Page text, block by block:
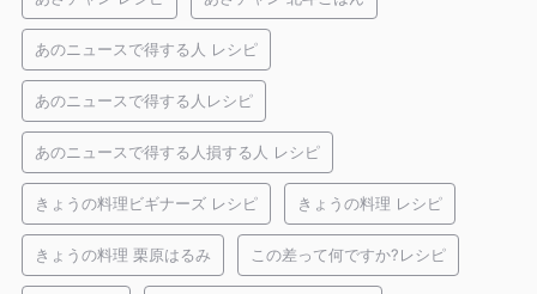
あのニュースで得する人 レシピ
あのニュースで得する人レシピ
あのニュースで得する人損する人 レシピ
きょうの料理ビギナーズ レシピ きょうの料理 レシピ
きょうの料理 栗原はるみ この差って何ですか?レシピ